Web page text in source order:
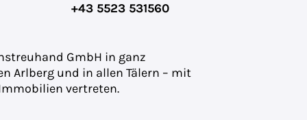
+43 5523 531560
GmbH in ganz
Arlberg und in allen Tälern – mit
vertreten.